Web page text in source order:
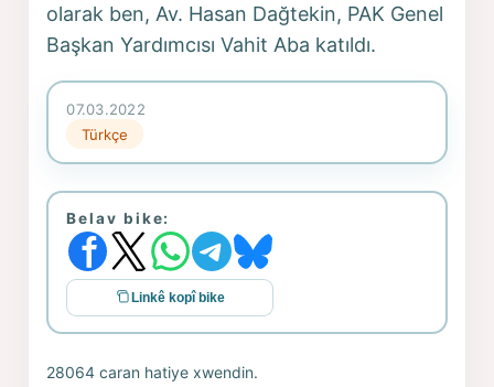
olarak ben, Av. Hasan Dağtekin, PAK Genel
Başkan Yardımcısı Vahit Aba katıldı.
07.03.2022
Türkçe
Belav bike:
Linkê kopî bike
28064 caran hatiye xwendin.